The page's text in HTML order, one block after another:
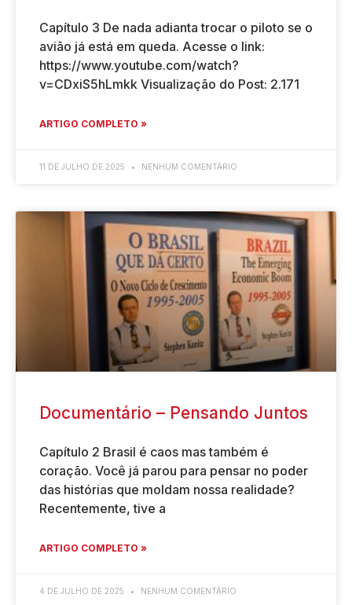
Capítulo 3 De nada adianta trocar o piloto se o
avião já está em queda. Acesse o link:
https://www.youtube.com/watch?
v=CDxiS5hLmkk Visualização do Post: 2.171
ARTIGO COMPLETO »
11 DE JULHO DE 2025 NENHUM COMENTÁRIO
Documentário – Pensando Juntos
Capítulo 2 Brasil é caos mas também é
coração. Você já parou para pensar no poder
das histórias que moldam nossa realidade?
Recentemente, tive a
ARTIGO COMPLETO »
4 DE JULHO DE 2025 NENHUM COMENTÁRIO